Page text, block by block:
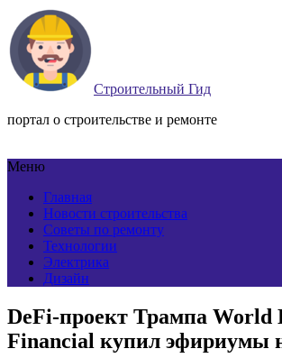
Строительный Гид
портал о строительстве и ремонте
Меню
Главная
Новости строительства
Советы по ремонту
Технологии
Электрика
Дизайн
DeFi-проект Трампа World
Financial купил эфириумы